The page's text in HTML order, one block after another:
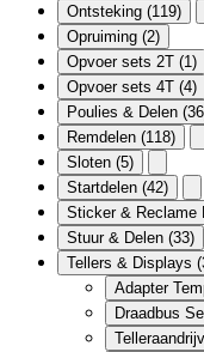
Ontsteking (119)
Opruiming (2)
Opvoer sets 2T (1)
Opvoer sets 4T (4)
Poulies & Delen
Remdelen (118)
Sloten (5)
Startdelen (42)
Sticker & Reclame
Stuur & Delen (33)
Tellers & Displays
Adapter
Draadbus